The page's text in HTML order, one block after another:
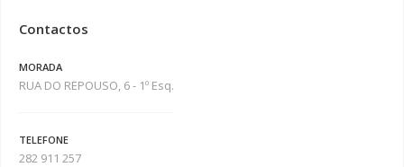
Contactos
MORADA
RUA DO REPOUSO, 6 - 1º Esq.
TELEFONE
282 911 257